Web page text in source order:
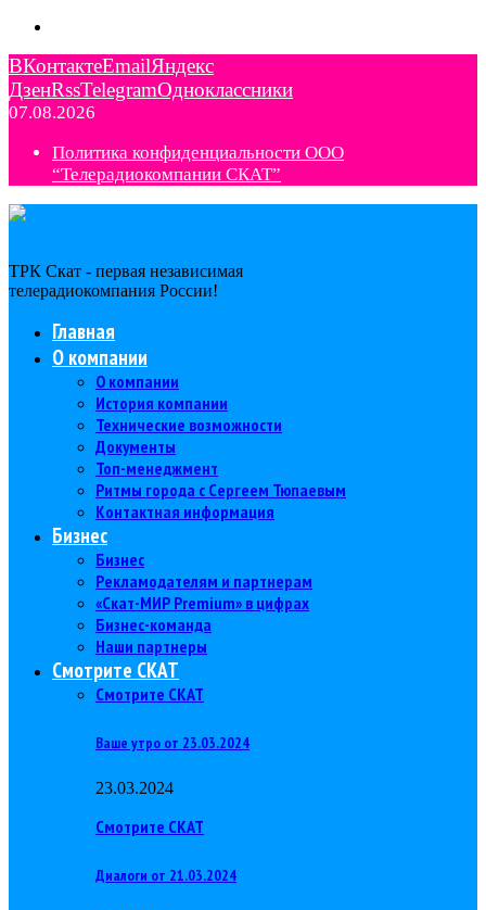
ВКонтактеEmailЯндекс
ДзенRssTelegramОдноклассники
07.08.2026
Политика конфиденциальности ООО
“Телерадиокомпании СКАТ”
ТРК Скат - первая независимая
телерадиокомпания Роcсии!
Главная
О компании
О компании
История компании
Технические возможности
Документы
Топ-менеджмент
Ритмы города с Сергеем Тюпаевым
Контактная информация
Бизнес
Бизнес
Рекламодателям и партнерам
«Скат-МИР Premium» в цифрах
Бизнес-команда
Наши партнеры
Смотрите СКАТ
Смотрите СКАТ
Ваше утро от 23.03.2024
23.03.2024
Смотрите СКАТ
Диалоги от 21.03.2024